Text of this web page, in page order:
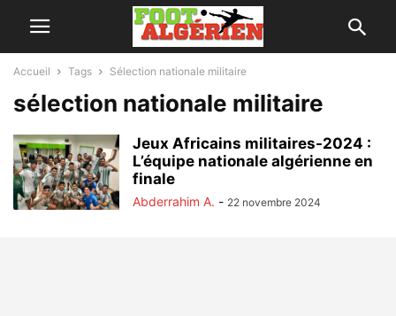
Accueil Tags Sélection nationale militaire
sélection nationale militaire
Jeux Africains militaires-2024 :
L’équipe nationale algérienne en
finale
Abderrahim A. - 22 novembre 2024